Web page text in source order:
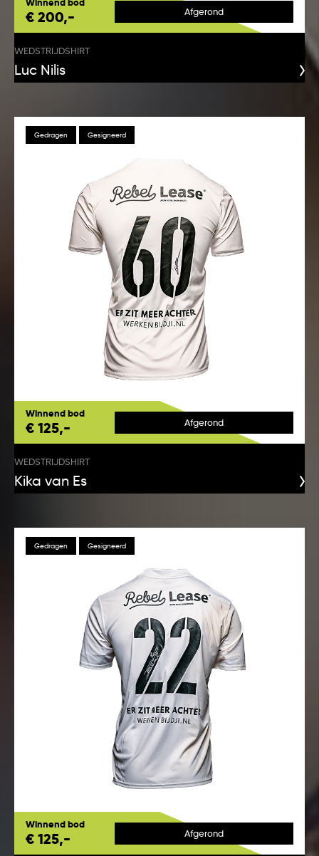
Winnend bod
€ 200,- Afgerond
WEDSTRIJDSHIRT
Luc Nilis
Gedragen Gesigneerd
Winnend bod
€ 125,- Afgerond
WEDSTRIJDSHIRT
Kika van Es
Gedragen Gesigneerd
Winnend bod
€ 125,- Afgerond